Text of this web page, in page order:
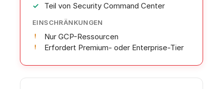
Teil von Security Command Center
EINSCHRÄNKUNGEN
Nur GCP-Ressourcen
Erfordert Premium- oder Enterprise-Tier